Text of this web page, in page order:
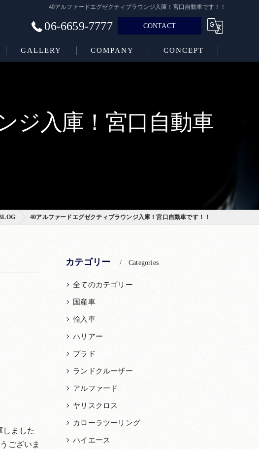
40アルファードエグゼクティブラウンジ入庫！宮口自動車です！！
06-6659-7777 CONTACT
GALLERY COMPANY CONCEPT
ジ入庫！宮口自動車
40アルファードエグゼクティブラウンジ入庫！宮口自動車です！！
しました
ございま
カテゴリー Categories
全てのカテゴリー
国産車
輸入車
ハリアー
プラド
ランドクルーザー
アルファード
ヤリスクロス
カローラツーリング
ハイエース